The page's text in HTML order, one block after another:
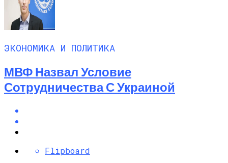
ЭКОНОМИКА И ПОЛИТИКА
МВФ Назвал Условие
Сотрудничества С Украиной
Flipboard